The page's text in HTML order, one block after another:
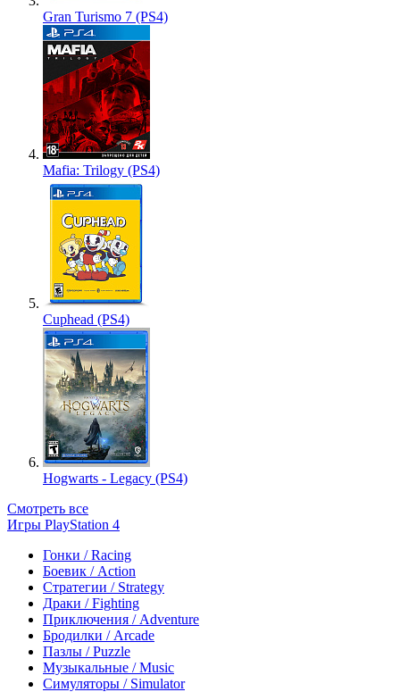
Gran Turismo 7 (PS4)
Mafia: Trilogy (PS4)
Cuphead (PS4)
Hogwarts - Legacy (PS4)
Смотреть все
Игры PlayStation 4
Гонки / Racing
Боевик / Action
Стратегии / Strategy
Драки / Fighting
Приключения / Adventure
Бродилки / Arcade
Пазлы / Puzzle
Музыкальные / Music
Симуляторы / Simulator